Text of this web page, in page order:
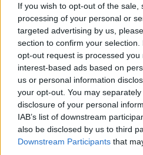
If you wish to opt-out of the
processing of your personal or
targeted advertising by us,
section to confirm your
opt-out request is processed you
interest-based ads based on
us or personal information
your opt-out. You may
disclosure of your personal
IAB’s list of downstream
also be disclosed by us to third
Downstream Participants that
14:53
A hátsó gumikat le
ugrálni kellett az autón, mert az
sem működik rendesen.
14:53
Hajjajj... A #31-es
lesz?
14:46